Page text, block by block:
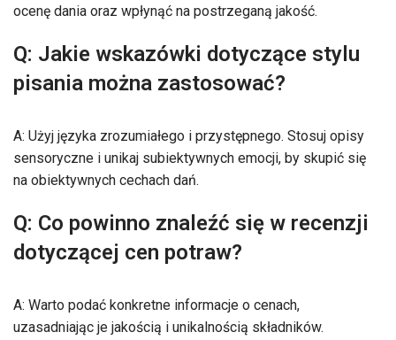
ocenę dania oraz wpłynąć na postrzeganą jakość.
Q: Jakie wskazówki dotyczące stylu
pisania można zastosować?
A: Użyj języka zrozumiałego i przystępnego. Stosuj opisy
sensoryczne i unikaj subiektywnych emocji, by skupić się
na obiektywnych cechach dań.
Q: Co powinno znaleźć się w recenzji
dotyczącej cen potraw?
A: Warto podać konkretne informacje o cenach,
uzasadniając je jakością i unikalnością składników.